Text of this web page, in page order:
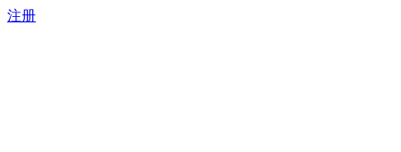
注册